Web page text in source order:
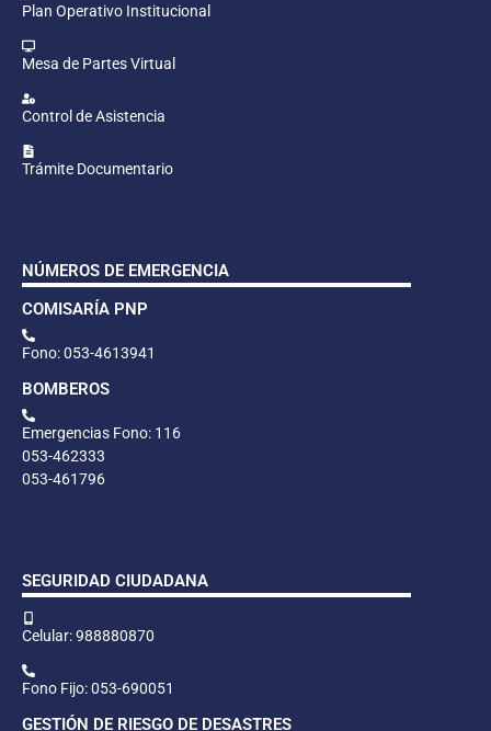
Plan Operativo Institucional
Mesa de Partes Virtual
Control de Asistencia
Trámite Documentario
NÚMEROS DE EMERGENCIA
COMISARÍA PNP
Fono: 053-4613941
BOMBEROS
Emergencias Fono: 116
053-462333
053-461796
SEGURIDAD CIUDADANA
Celular: 988880870
Fono Fijo: 053-690051
GESTIÓN DE RIESGO DE DESASTRES